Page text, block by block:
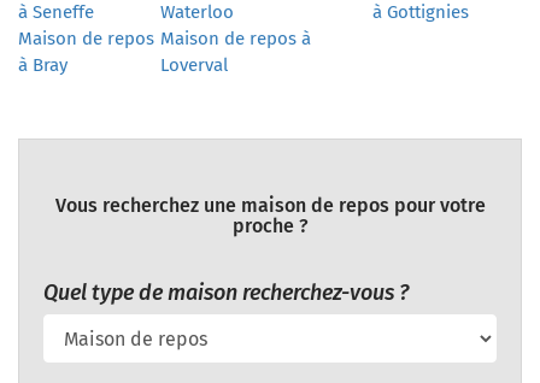
à Seneffe
Waterloo
à Gottignies
Maison de repos
à Bray
Maison de repos à
Loverval
Vous recherchez une maison de repos pour votre
proche ?
Quel type de maison recherchez-vous ?